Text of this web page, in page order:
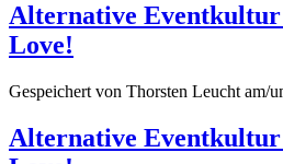
Alternative
Love!
Gespeichert von Thorsten Leucht am/
Alternative